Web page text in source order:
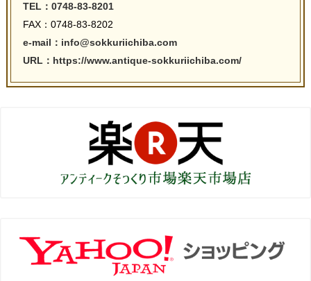
TEL：0748-83-8201
FAX：0748-83-8202
e-mail：info@sokkuriichiba.com
URL：https://www.antique-sokkuriichiba.com/